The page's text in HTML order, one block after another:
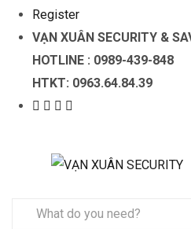
Register
VẠN XUÂN SECURITY &
HOTLINE : 0989-439-848
HTKT: 0963.64.84.39